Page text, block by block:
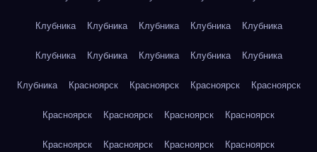
Клубника Клубника Клубника Клубника Клубника
Клубника Клубника Клубника Клубника Клубника
Клубника Красноярск Красноярск Красноярск Красноярск
Красноярск Красноярск Красноярск Красноярск
Красноярск Красноярск Красноярск Красноярск